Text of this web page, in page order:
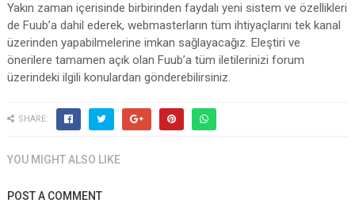
Yakın zaman içerisinde birbirinden faydalı yeni sistem ve özellikleri
de Fuub’a dahil ederek, webmasterların tüm ihtiyaçlarını tek kanal
üzerinden yapabilmelerine imkan sağlayacağız. Eleştiri ve
önerilere tamamen açık olan Fuub’a tüm iletilerinizi forum
üzerindeki ilgili konulardan gönderebilirsiniz.
SHARE:
YOU MIGHT ALSO LIKE
POST A COMMENT